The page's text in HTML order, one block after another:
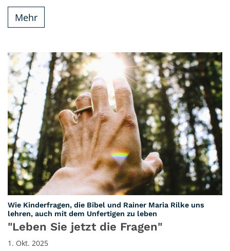
Mehr
Wie Kinderfragen, die Bibel und Rainer Maria Rilke uns
lehren, auch mit dem Unfertigen zu leben
"Leben Sie jetzt die Fragen"
1. Okt. 2025